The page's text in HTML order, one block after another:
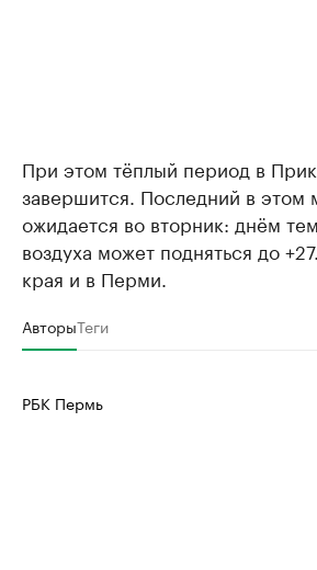
При этом тёплый период в
завершится. Последний в этом
ожидается во вторник: днём
воздуха может подняться до
края и в Перми.
АвторыТеги
РБК Пермь